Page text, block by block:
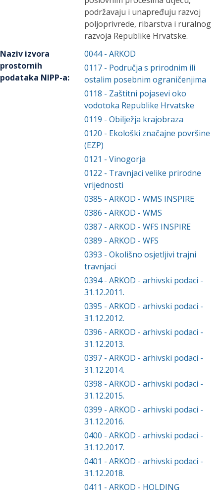
podržavaju i unapređuju razvoj
poljoprivrede, ribarstva i ruralnog
razvoja Republike Hrvatske.
Naziv izvora
prostornih
podataka NIPP-a:
0044-ARKOD
0117 - Područja s prirodnim ili
ostalim posebnim ograničenjima
0118 - Zaštitni pojasevi oko
vodotoka Republike Hrvatske
0119 -Obilježja krajobraza
0120 - Ekološki značajne površine
(EZP)
0121 -Vinogorja
0122 - Travnjaci velike prirodne
vrijednosti
0385 -ARKOD - WMS INSPIRE
0386 -ARKOD - WMS
0387 -ARKOD - WFS INSPIRE
0389 -ARKOD - WFS
0393 -Okolišno osjetljivi trajni
travnjaci
0394-ARKOD - arhivski podaci -
31.12.2011.
0395 -ARKOD - arhivski podaci -
31.12.2012.
0396 -ARKOD - arhivski podaci -
31.12.2013.
0397 -ARKOD - arhivski podaci -
31.12.2014.
0398 -ARKOD - arhivski podaci -
31.12.2015.
0399 -ARKOD - arhivski podaci -
31.12.2016.
0400 -ARKOD - arhivski podaci -
31.12.2017.
0401 -ARKOD - arhivski podaci -
31.12.2018.
0411 -ARKOD - HOLDING